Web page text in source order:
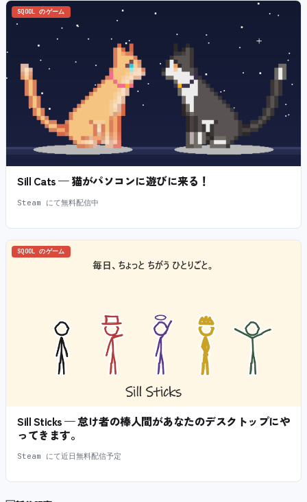
SQOOL のゲーム
Sill Cats — 猫がパソコンに遊びに来る！
Steam にて無料配信中
SQOOL のゲーム
Sill Sticks — 怠け者の棒人間があなたのデスクトップにや
ってきます。
Steam にて近日無料配信予定